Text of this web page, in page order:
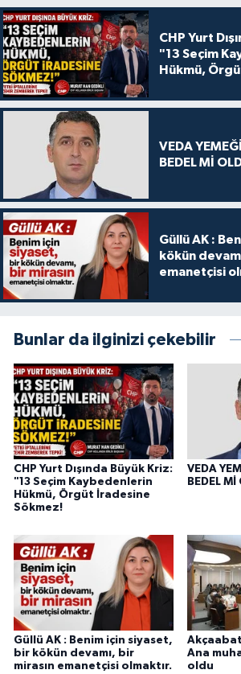
CHP Yurt
"13 Seçim
Hükmü,
VEDA
BEDEL Mİ
Güllü AK :
kökün
emanetçisi
Bunlar da ilginizi çekebilir
CHP Yurt Dışında Büyük Kriz:
"13 Seçim Kaybedenlerin
Hükmü, Örgüt İradesine
Sökmez!
VEDA
BEDEL Mİ
Güllü AK : Benim için siyaset,
bir kökün devamı, bir
mirasın emanetçisi olmaktır.
Ana
oldu